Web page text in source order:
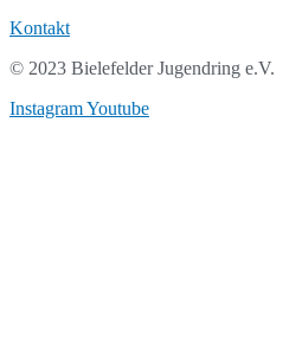
Kontakt
© 2023 Bielefelder Jugendring e.V.
InstagramYoutube